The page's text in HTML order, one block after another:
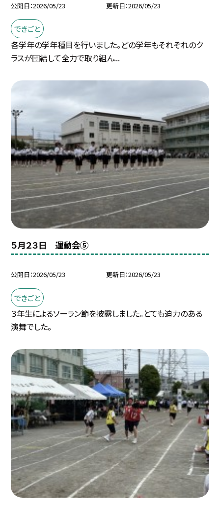
公開日 2026/05/23 更新日 2026/05/23
できごと
各学年の学年種目を行いました。どの学年もそれぞれのク
ラスが団結して全力で取り組ん...
５月２３日 運動会⑤
公開日 2026/05/23 更新日 2026/05/23
できごと
３年生によるソーラン節を披露しました。とても迫力のある
演舞でした。